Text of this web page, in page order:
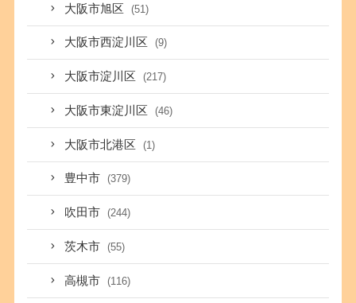
大阪市旭区 (51)
大阪市西淀川区 (9)
大阪市淀川区 (217)
大阪市東淀川区 (46)
大阪市北港区 (1)
豊中市 (379)
吹田市 (244)
茨木市 (55)
高槻市 (116)